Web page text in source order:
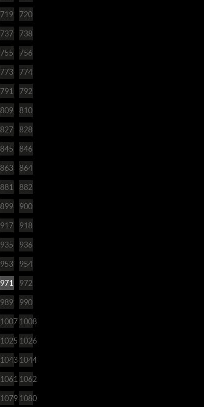
719 720
737 738
755 756
773 774
791 792
809 810
827 828
845 846
863 864
881 882
899 900
917 918
935 936
953 954
971 972
989 990
1007 1008
1025 1026
1043 1044
1061 1062
1079 1080